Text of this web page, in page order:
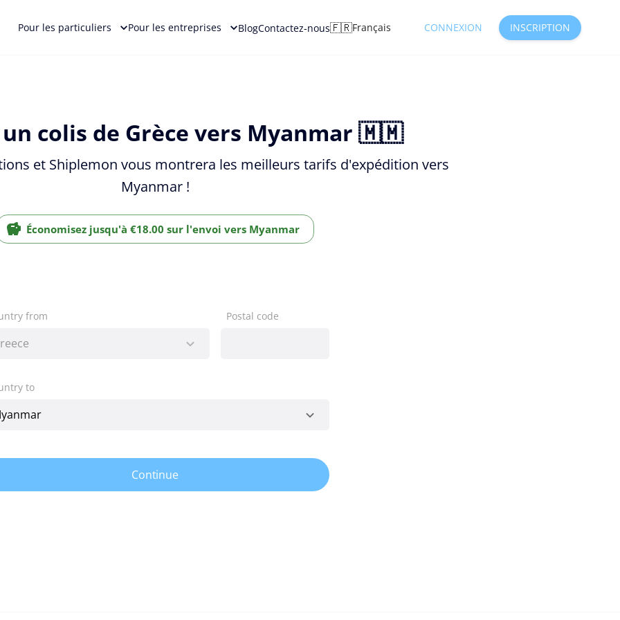
Pour les particuliers Pour les entreprises BlogContactez-nous🇫🇷Français CONNEXION INSCRIPTION
un colis de Grèce vers Myanmar 🇲🇲
et Shiplemon vous montrera les meilleurs tarifs d'expédition vers
Myanmar !
Économisez jusqu'à €18.00 sur l'envoi vers Myanmar
from Postal code
to
Continue